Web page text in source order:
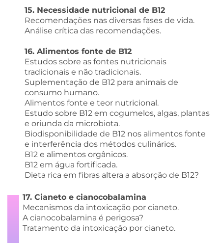
15. Necessidade nutricional de B12
Recomendações nas diversas fases de vida.
Análise crítica das recomendações.
16. Alimentos fonte de B12
Estudos sobre as fontes nutricionais
tradicionais e não tradicionais.
Suplementação de B12 para animais de
consumo humano.
Alimentos fonte e teor nutricional.
Estudo sobre B12 em cogumelos, algas, plantas
e oriunda da microbiota.
Biodisponibilidade de B12 nos alimentos fonte
e interferência dos métodos culinários.
B12 e alimentos orgânicos.
B12 em água fortificada.
Dieta rica em fibras altera a absorção de B12?
17. Cianeto e cianocobalamina
Mecanismos da intoxicação por cianeto.
A cianocobalamina é perigosa?
Tratamento da intoxicação por cianeto.